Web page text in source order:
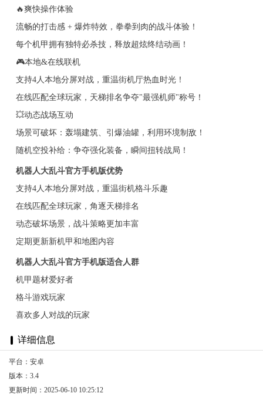
🔥爽快操作体验
流畅的打击感 + 爆炸特效，拳拳到肉的战斗体验！
每个机甲拥有独特必杀技，释放超炫终结动画！
🎮本地&在线联机
支持4人本地分屏对战，重温街机厅热血时光！
在线匹配全球玩家，天梯排名争夺"最强机师"称号！
💥动态战场互动
场景可破坏：轰塌建筑、引爆油罐，利用环境制敌！
随机空投补给：争夺强化装备，瞬间扭转战局！
机器人大乱斗官方手机版优势
支持4人本地分屏对战，重温街机格斗乐趣
在线匹配全球玩家，角逐天梯排名
动态破坏场景，战斗策略更加丰富
定期更新新机甲和地图内容
机器人大乱斗官方手机版适合人群
机甲题材爱好者
格斗游戏玩家
喜欢多人对战的玩家
详细信息
平台：安卓
版本：3.4
更新时间：2025-06-10 10:25:12